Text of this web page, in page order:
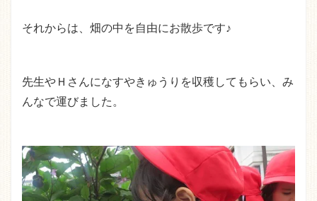
それからは、畑の中を自由にお散歩です♪
先生やＨさんになすやきゅうりを収穫してもらい、み
んなで運びました。